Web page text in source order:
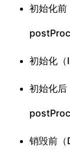
初始化前
初始化（
初始化后
销毁前（